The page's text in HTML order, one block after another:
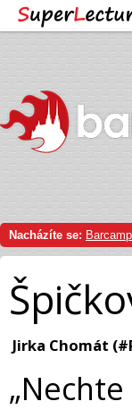
Nacházíte se:
Jirka Chomát